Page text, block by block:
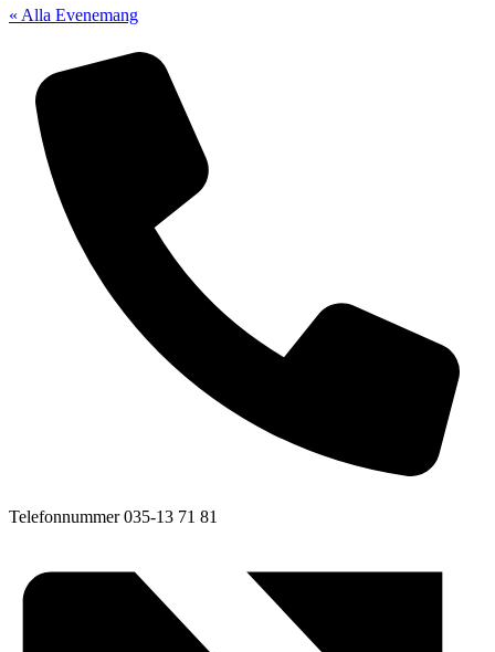
« Alla Evenemang
Telefonnummer035-13 71 81